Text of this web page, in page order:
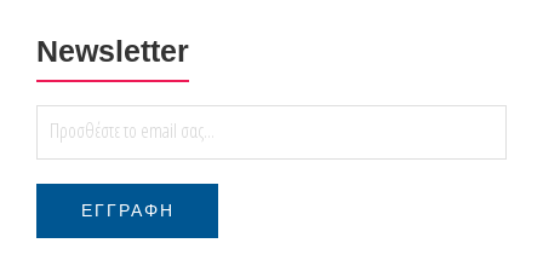
Newsletter